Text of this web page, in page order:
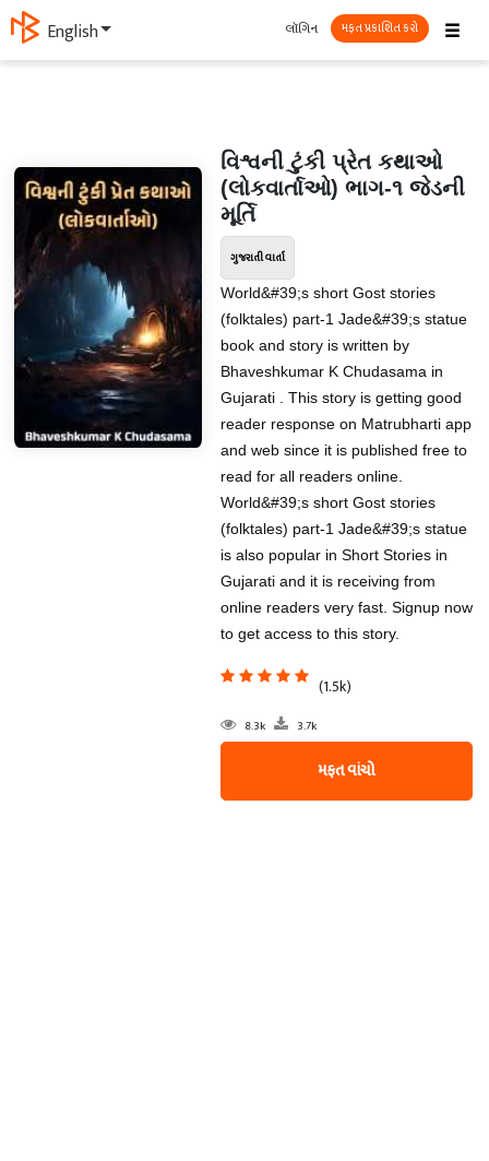
English ☰
લૉગિન મફત પ્રકાશિત કરો
વિશ્વની ટુંકી પ્રેત કથાઓ
(લોકવાર્તાઓ) ભાગ-૧ જેડની
મૂર્તિ
ગુજરાતી વાર્તા
World&#39;s short Gost stories
(folktales) part-1 Jade&#39;s statue
book and story is written by
Bhaveshkumar K Chudasama in
Gujarati . This story is getting good
reader response on Matrubharti app
and web since it is published free to
read for all readers online.
World&#39;s short Gost stories
(folktales) part-1 Jade&#39;s statue
is also popular in Short Stories in
Gujarati and it is receiving from
online readers very fast. Signup now
to get access to this story.
(1.5k)
8.3k 3.7k
મફત વાંચો